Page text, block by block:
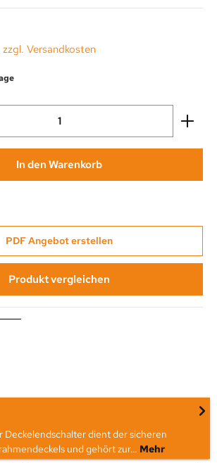
Versandkosten
Gib den gewünschten Wert ein
In den Warenkorb
PDF Angebot erstellen
Produkt vergleichen
dient der sicheren
und gehört zur… Mehr